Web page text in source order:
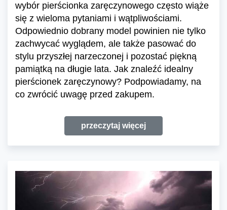
wybór pierścionka zaręczynowego często wiąże
się z wieloma pytaniami i wątpliwościami.
Odpowiednio dobrany model powinien nie tylko
zachwycać wyglądem, ale także pasować do
stylu przyszłej narzeczonej i pozostać piękną
pamiątką na długie lata. Jak znaleźć idealny
pierścionek zaręczynowy? Podpowiadamy, na
co zwrócić uwagę przed zakupem.
przeczytaj więcej